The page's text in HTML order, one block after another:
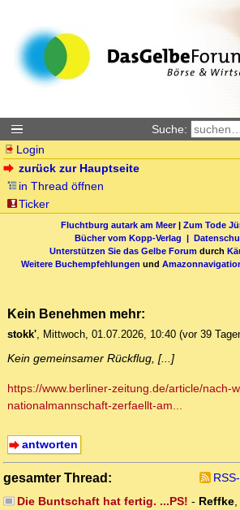
Suche:
Login
zurück zur Hauptseite
in Thread öffnen
Ticker
Fluchtburg autark am Meer| Zum Tode
Bücher vom Kopp-Verlag |
Unterstützen Sie das Gelbe Forum durch
Weitere Buchempfehlungen und
Kein Benehmen mehr:
stokk', Mittwoch, 01.07.2026, 10:40 (vor 39
Kein gemeinsamer Rückflug, [...]
https://www.berliner-zeitung.de/article/nach-
nationalmannschaft-zerfaellt-am...
antworten
gesamter Thread:
Die Buntschaft hat fertig. ...PS! - Reffke,